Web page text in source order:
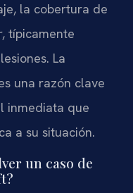
la cobertura de
típicamente
La
una razón clave
inmediata que
a su situación.
un caso de